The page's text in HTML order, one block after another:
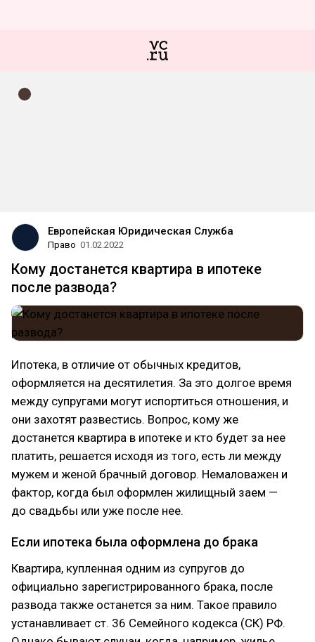
Европейская Юридическая Служба
Право 01.02.2022
Кому достанется квартира в ипотеке
после развода?
Ипотека, в отличие от обычных кредитов,
оформляется на десятилетия. За это долгое время
между супругами могут испортиться отношения, и
они захотят развестись. Вопрос, кому же
достанется квартира в ипотеке и кто будет за нее
платить, решается исходя из того, есть ли между
мужем и женой брачный договор. Немаловажен и
фактор, когда был оформлен жилищный заем —
до свадьбы или уже после нее.
Если ипотека была оформлена до брака
Квартира, купленная одним из супругов до
официально зарегистрированного брака, после
развода также останется за ним. Такое правило
устанавливает ст. 36 Семейного кодекса (СК) РФ.